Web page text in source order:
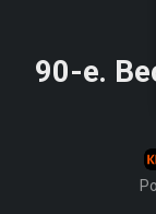
90-е.